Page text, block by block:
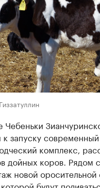
Чебеньки
к запуску современный
комплекс,
дойных коров. Рядом
новой